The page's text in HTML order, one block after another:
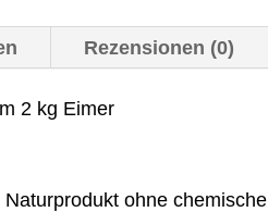
Rezensionen (0)
2 kg Eimer
ohne chemische